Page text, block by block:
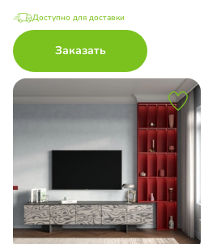
Доступно для доставки
Заказать